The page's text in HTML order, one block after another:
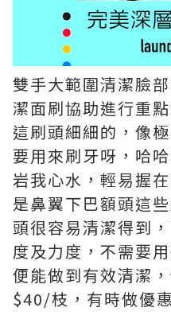
雙手大範圍清潔臉
潔面刷協助進行重點
這刷頭細細的，像
要用來刷牙呀，哈
岩我心水，輕易握
是鼻翼下巴額頭這
頭很容易清潔得到
度及力度，不需要
便能做到有效清潔
$40/枝，有時做優